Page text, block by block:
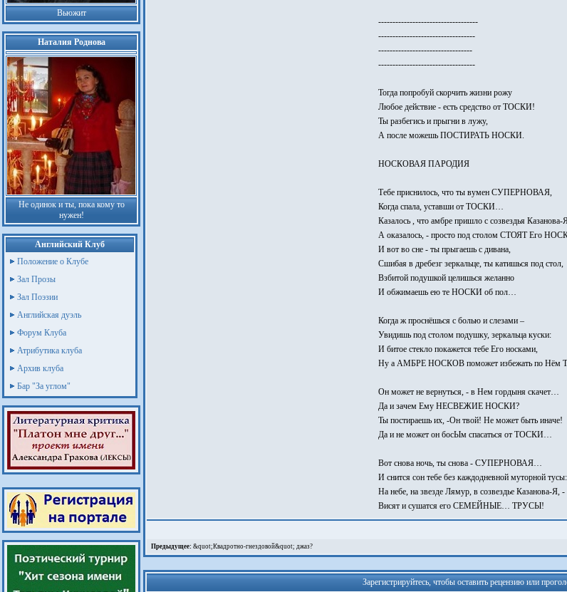
Вьюжит
Наталия Роднова
Не одинок и ты, пока кому то
нужен!
Английский Клуб
Положение о Клубе
Зал Прозы
Зал Поэзии
Английская дуэль
Форум Клуба
Атрибутика клуба
Архив клуба
Бар "За углом"
-----------------------------------
----------------------------------
---------------------------------
----------------------------------
Тогда попробуй скорчить жизни рожу
Любое действие - есть средство от ТОСКИ!
Ты разбегись и прыгни в лужу,
А после можешь ПОСТИРАТЬ НОСКИ.
НОСКОВАЯ ПАРОДИЯ
Тебе приснилось, что ты вумен СУПЕРНОВАЯ,
Когда спала, уставши от ТОСКИ…
Казалось , что амбре пришло с созвездья Казанова-
А оказалось, - просто под столом СТОЯТ Его
И вот во сне - ты прыгаешь с дивана,
Сшибая в дребезг зеркальце, ты катишься под стол,
Взбитой подушкой целишься желанно
И обжимаешь ею те НОСКИ об пол…
Когда ж проснёшься с болью и слезами –
Увидишь под столом подушку, зеркальца куски:
И битое стекло покажется тебе Его носками,
Ну а АМБРЕ НОСКОВ поможет избежать по Нём
Он может не вернуться, - в Нем гордыня скачет…
Да и зачем Ему НЕСВЕЖИЕ НОСКИ?
Ты постираешь их, -Он твой! Не может быть иначе!
Да и не может он босЫм спасаться от ТОСКИ…
Вот снова ночь, ты снова - СУПЕРНОВАЯ…
И снится сон тебе без каждодневной муторной тусы:
На небе, на звезде Лямур, в созвездье Казанова-Я, -
Висят и сушатся его СЕМЕЙНЫЕ… ТРУСЫ!
Предыдущее: &quot;Квадротно-гнездовой&quot; джаз?
Зарегистрируйтесь, чтобы оставить рецензию или